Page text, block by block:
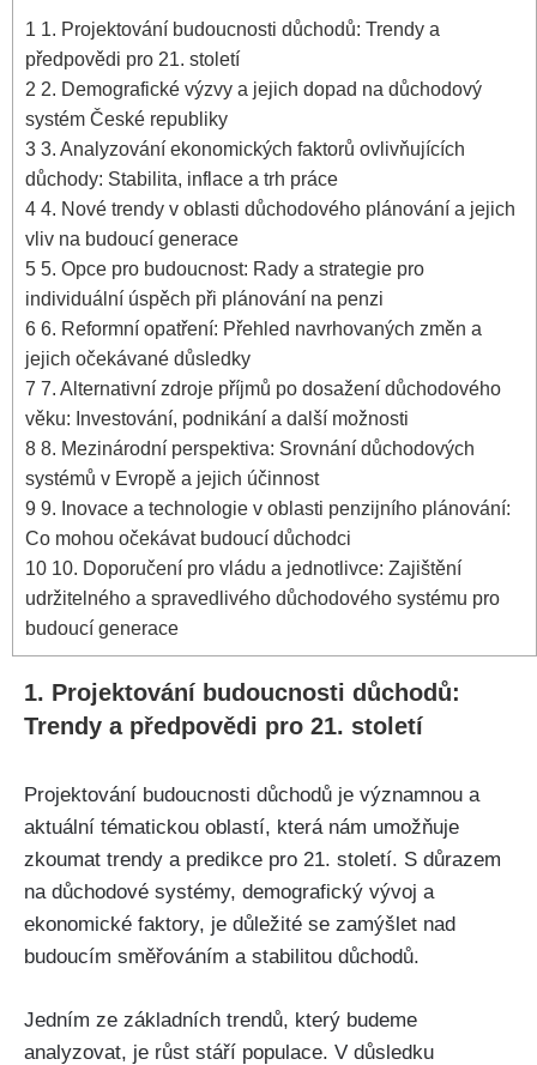
1 1. Projektování budoucnosti důchodů: Trendy a
předpovědi pro 21. století
2 2. Demografické výzvy a jejich dopad na důchodový
systém České republiky
3 3. Analyzování ekonomických faktorů ovlivňujících
důchody: Stabilita, inflace a trh práce
4 4. Nové trendy v oblasti důchodového plánování a jejich
vliv na budoucí generace
5 5. Opce pro budoucnost: Rady a strategie pro
individuální úspěch při plánování na penzi
6 6. Reformní opatření: Přehled navrhovaných změn a
jejich očekávané důsledky
7 7. Alternativní zdroje příjmů po dosažení důchodového
věku: Investování, podnikání a další možnosti
8 8. Mezinárodní perspektiva: Srovnání důchodových
systémů v Evropě a jejich účinnost
9 9. Inovace a technologie v oblasti penzijního plánování:
Co mohou očekávat budoucí důchodci
10 10. Doporučení pro vládu a jednotlivce: Zajištění
udržitelného a spravedlivého důchodového systému pro
budoucí generace
1. Projektování budoucnosti důchodů:
Trendy a předpovědi pro 21. století
Projektování budoucnosti důchodů je významnou a
aktuální tématickou oblastí, která nám umožňuje
zkoumat trendy a predikce pro 21. století. S důrazem
na důchodové systémy, demografický vývoj a
ekonomické faktory, je důležité se zamýšlet nad
budoucím směřováním a stabilitou důchodů.
Jedním ze základních trendů, který budeme
analyzovat, je růst stáří populace. V důsledku